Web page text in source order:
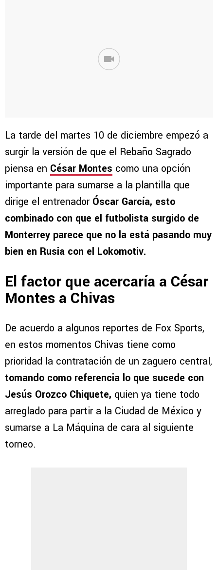
La tarde del martes 10 de diciembre empezó a
surgir la versión de que el Rebaño Sagrado
piensa en César Montes como una opción
importante para sumarse a la plantilla que
dirige el entrenador Óscar García, esto
combinado con que el futbolista surgido de
Monterrey parece que no la está pasando muy
bien en Rusia con el Lokomotiv.
El factor que acercaría a César
Montes a Chivas
De acuerdo a algunos reportes de Fox Sports,
en estos momentos Chivas tiene como
prioridad la contratación de un zaguero central,
tomando como referencia lo que sucede con
Jesús Orozco Chiquete, quien ya tiene todo
arreglado para partir a la Ciudad de México y
sumarse a La Máquina de cara al siguiente
torneo.